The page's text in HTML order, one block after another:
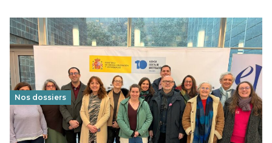
Nos dossiers
Éducation au vivre-ensemble : un échange croisé